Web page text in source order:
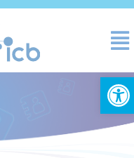
Ouvrir